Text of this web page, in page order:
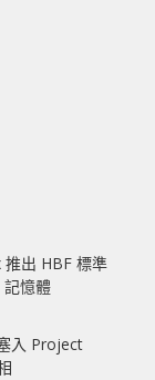
推出 HBF 標準
憶體
入 Project